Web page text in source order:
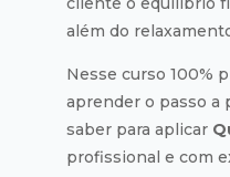
além do
Nesse curso 100%
aprender o passo a
saber para aplicar
profissional e com